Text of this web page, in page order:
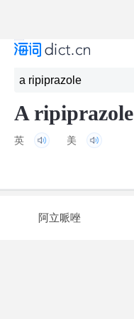
A ripiprazole
英 美
阿立哌唑